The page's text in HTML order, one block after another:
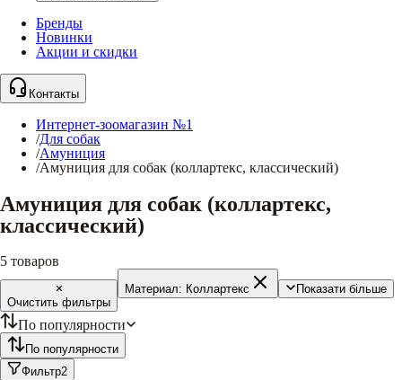
Бренды
Новинки
Акции и скидки
Контакты
Интернет-зоомагазин №1
/Для собак
/Амуниция
/Амуниция для собак (коллартекс, классический)
Амуниция для собак (коллартекс,
классический)
5 товаров
Очистить фильтры
Материал: Коллартекс Показати більше
По популярности
По популярности
Фильтр2